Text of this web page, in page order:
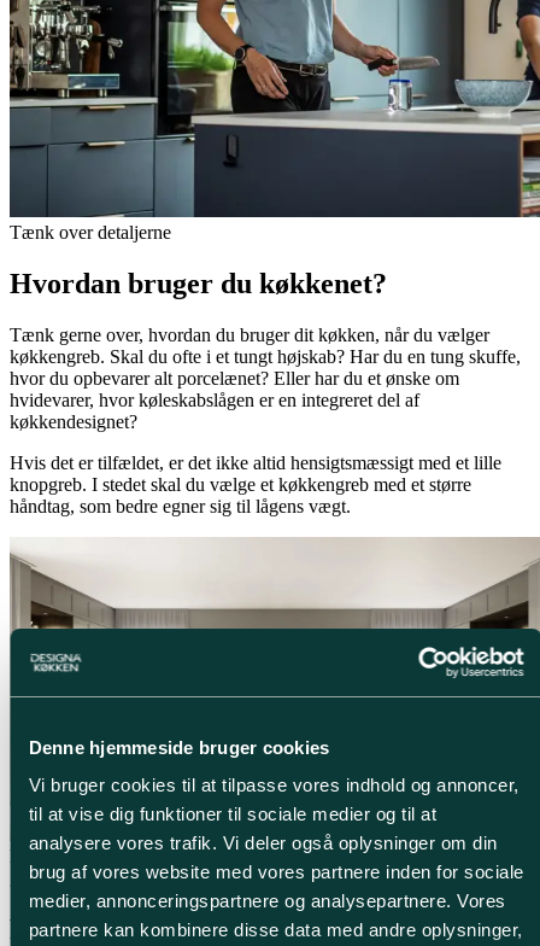
Denne hjemmeside bruger cookies
Vi bruger cookies til at tilpasse vores indhold og annoncer,
til at vise dig funktioner til sociale medier og til at
analysere vores trafik. Vi deler også oplysninger om din
brug af vores website med vores partnere inden for sociale
medier, annonceringspartnere og analysepartnere. Vores
partnere kan kombinere disse data med andre oplysninger,
Tænk over detaljerne
Hvordan bruger du køkkenet?
Tænk gerne over, hvordan du bruger dit køkken, når du vælger
køkkengreb. Skal du ofte i et tungt højskab? Har du en tung skuffe,
hvor du opbevarer alt porcelænet? Eller har du et ønske om
hvidevarer, hvor køleskabslågen er en integreret del af
køkkendesignet?
Hvis det er tilfældet, er det ikke altid hensigtsmæssigt med et lille
knopgreb. I stedet skal du vælge et køkkengreb med et større
håndtag, som bedre egner sig til lågens vægt.
Et effektfuldt redskab, hvis du ønsker at renovere dit køkken eller
give det et nyt, frisk pust.
Perfekt til fornyelse